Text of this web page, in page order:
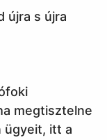
újra s újra
megtisztelne
ügyeit, itt a